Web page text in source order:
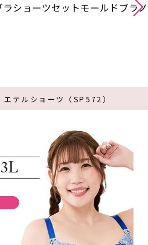
ラショーツセットモールドブラ
エテルショーツ（SP572）